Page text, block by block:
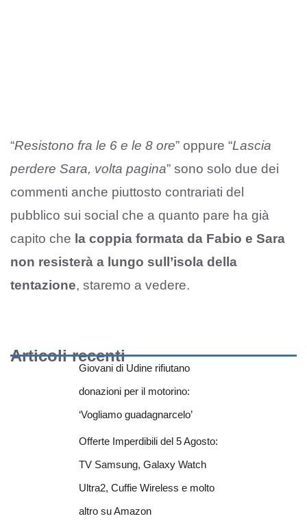
“Resistono fra le 6 e le 8 ore” oppure “Lascia
perdere Sara, volta pagina” sono solo due dei
commenti anche piuttosto contrariati del
pubblico sui social che a quanto pare ha già
capito che la coppia formata da Fabio e Sara
non resisterà a lungo sull’isola della
tentazione, staremo a vedere.
Articoli recenti
Giovani di Udine rifiutano
donazioni per il motorino:
‘Vogliamo guadagnarcelo’
Offerte Imperdibili del 5 Agosto:
TV Samsung, Galaxy Watch
Ultra2, Cuffie Wireless e molto
altro su Amazon